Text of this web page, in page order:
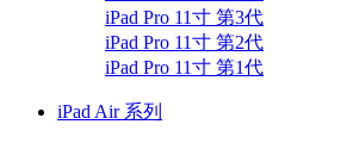
iPad Pro 11寸 第3代
iPad Pro 11寸 第2代
iPad Pro 11寸 第1代
iPad Air 系列